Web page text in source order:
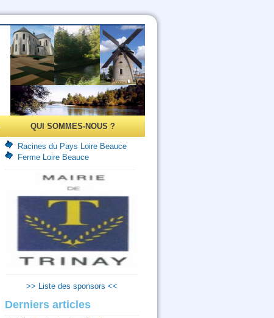
QUI SOMMES-NOUS ?
Racines du Pays Loire Beauce
Ferme Loire Beauce
>> Liste des sponsors <<
Derniers articles